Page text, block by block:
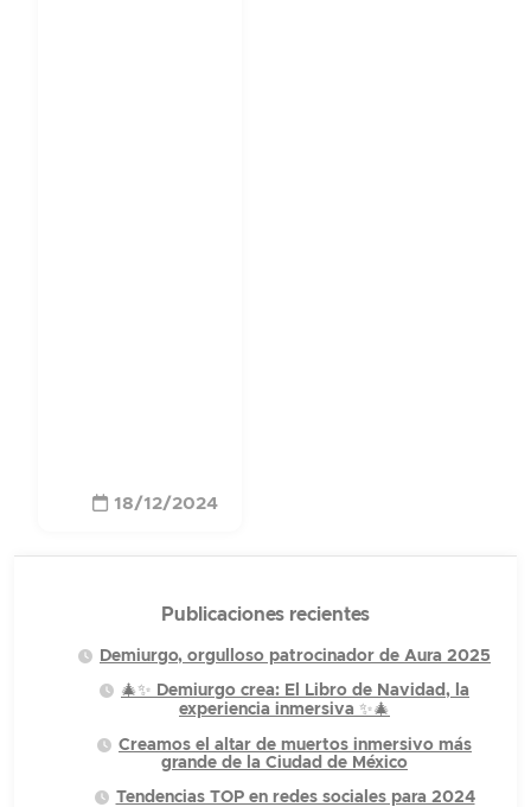
18/12/2024
Publicaciones recientes
Demiurgo, orgulloso patrocinador de Aura 2025
🎄✨ Demiurgo crea: El Libro de Navidad, la
experiencia inmersiva ✨🎄
Creamos el altar de muertos inmersivo más
grande de la Ciudad de México
Tendencias TOP en redes sociales para 2024